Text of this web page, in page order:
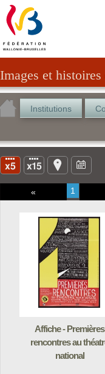
Images et
Institutions
« 1
Affiche - Premières
rencontres au
national